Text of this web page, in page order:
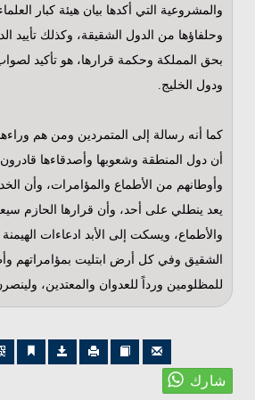
والمشروعية التي أكدها بيان هيئة كبار
وحلفاؤها من الدول الشقيقة، وكذلك تأييد
بحق المملكة وحكمة قرارها، هو تأكيد
ودول الخليج.
كما أنه رسالة إلى المتمردين ومن هم
أن دول المنطقة وشعوبها وأصدقاءها
وأوطانهم من الأطماع والمؤامرات، وأن
يعد ينطلي على أحد، وأن قرارها الحازم
والأطماع، ويسكت إلى الأبد ادعاءات
الشقيق وفي كل أرض ابتليت بمؤامراتهم
للمظلومين ورداً للعدوان والمعتدين،